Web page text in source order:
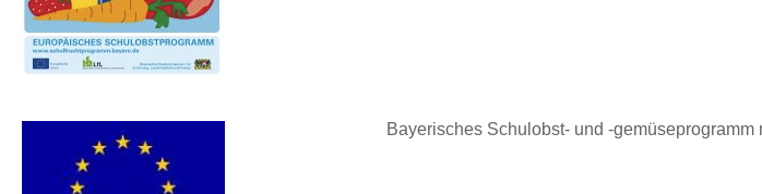
Bayerisches Schulobst- und -